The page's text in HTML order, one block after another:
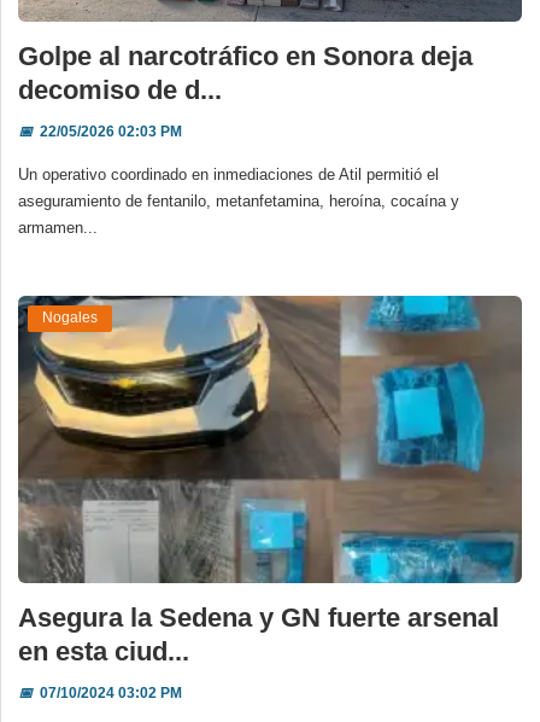
Golpe al narcotráfico en Sonora deja
decomiso de d...
📅22/05/2026 02:03 PM
Un operativo coordinado en inmediaciones de Atil permitió el
aseguramiento de fentanilo, metanfetamina, heroína, cocaína y
armamen...
Nogales
Asegura la Sedena y GN fuerte arsenal
en esta ciud...
📅07/10/2024 03:02 PM